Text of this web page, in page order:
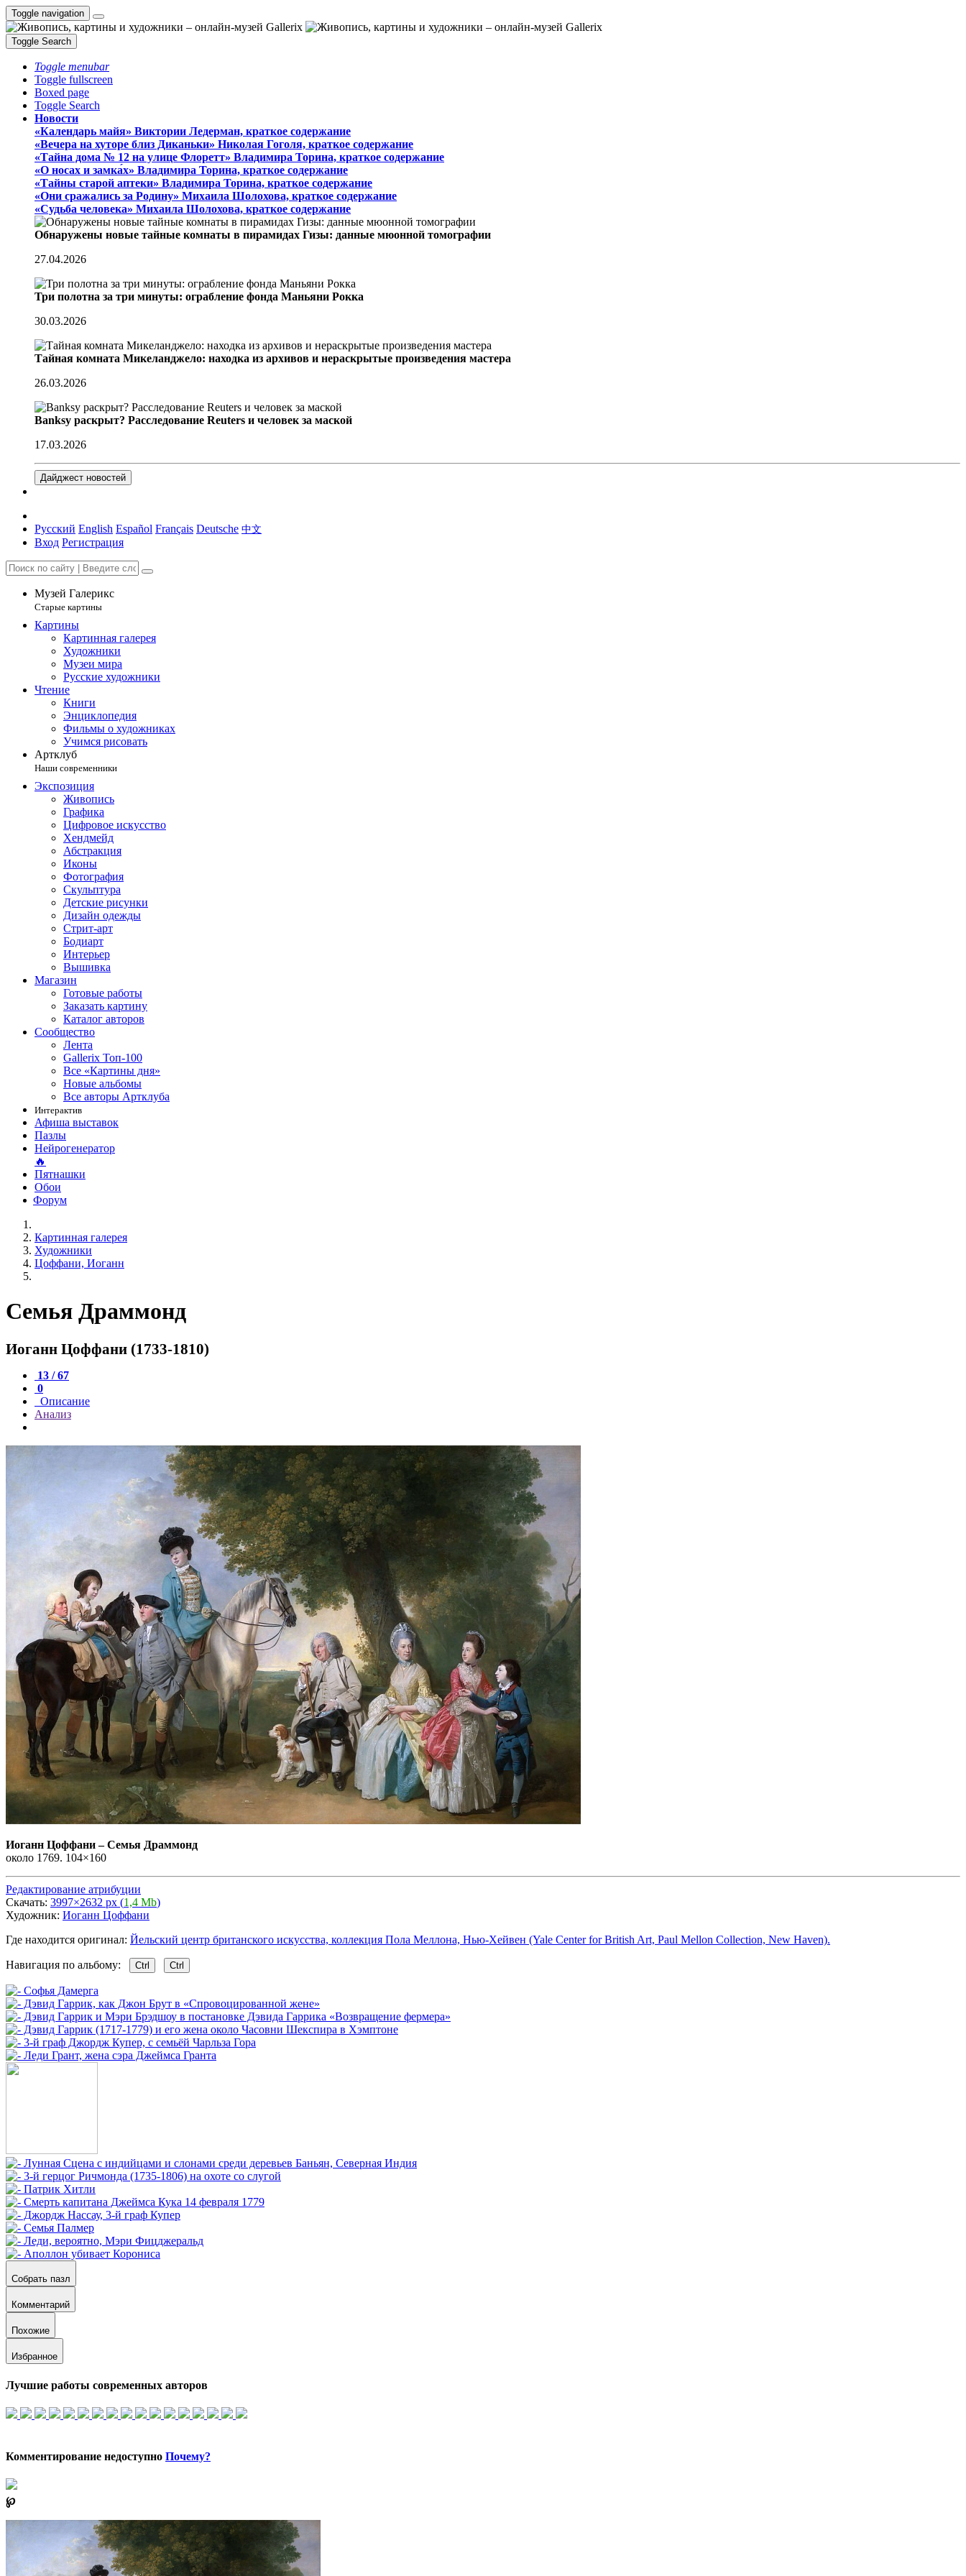
Toggle navigation
Toggle Search
Toggle menubar
Toggle fullscreen
Boxed page
Toggle Search
Новости
«Календарь майя» Виктории Ледерман, краткое содержание
«Вечера на хуторе близ Диканьки» Николая Гоголя, краткое содержание
«Тайна дома № 12 на улице Флоретт» Владимира Торина, краткое содержание
«О носах и замка́х» Владимира Торина, краткое содержание
«Тайны старой аптеки» Владимира Торина, краткое содержание
«Они сражались за Родину» Михаила Шолохова, краткое содержание
«Судьба человека» Михаила Шолохова, краткое содержание
Обнаружены новые тайные комнаты в пирамидах Гизы: данные мюонной томографии
27.04.2026
Три полотна за три минуты: ограбление фонда Маньяни Рокка
30.03.2026
Тайная комната Микеланджело: находка из архивов и нераскрытые произведения мастера
26.03.2026
Banksy раскрыт? Расследование Reuters и человек за маской
17.03.2026
Дайджест новостей
Русский English Español Français Deutsche 中文
Вход Регистрация
Музей Галерикс
Старые картины
Картины
Картинная галерея
Художники
Музеи мира
Русские художники
Чтение
Книги
Энциклопедия
Фильмы о художниках
Учимся рисовать
Артклуб
Наши современники
Экспозиция
Живопись
Графика
Цифровое искусство
Хендмейд
Абстракция
Иконы
Фотография
Скульптура
Детские рисунки
Дизайн одежды
Стрит-арт
Бодиарт
Интерьер
Вышивка
Магазин
Готовые работы
Заказать картину
Каталог авторов
Сообщество
Лента
Gallerix Топ-100
Все «Картины дня»
Новые альбомы
Все авторы Артклуба
Интерактив
Афиша выставок
Пазлы
Нейрогенератор
🔥
Пятнашки
Обои
Форум
Картинная галерея
Художники
Цоффани, Иоганн
Семья Драммонд
Иоганн Цоффани (1733-1810)
13 / 67
0
Описание
Анализ
Иоганн Цоффани–Семья Драммонд
около 1769. 104×160
Редактирование атрибуции
Скачать: 3997×2632 px (1,4 Mb)
Художник: Иоганн Цоффани
Где находится оригинал: Йельский центр британского искусства, коллекция Пола Меллона, Нью-Хейвен (Yale Center for British Art, Paul Mellon Collection, New Haven).
Навигация по альбому: Ctrl Ctrl
Собрать пазл
Комментарий
Похожие
Избранное
Лучшие работы современных авторов
Комментирование недоступно Почему?
℘